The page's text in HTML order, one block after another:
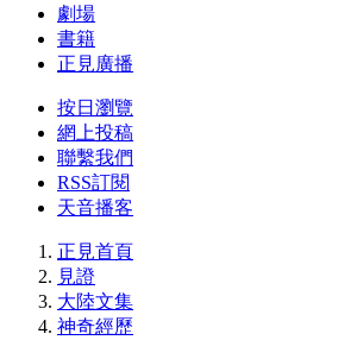
劇場
書籍
正見廣播
按日瀏覽
網上投稿
聯繫我們
RSS訂閱
天音播客
正見首頁
見證
大陸文集
神奇經歷